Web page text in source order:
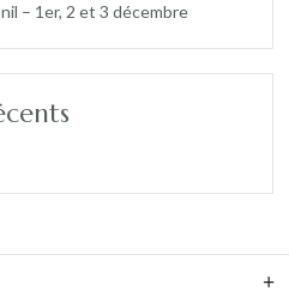
– 1er, 2 et 3 décembre